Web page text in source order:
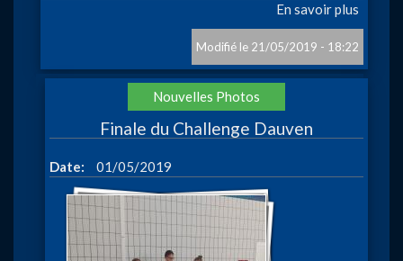
En savoir plus
21/05/2019 - 18:22
Action
Nouvelles Photos
Finale du Challenge Dauven
Date
01/05/2019
Image